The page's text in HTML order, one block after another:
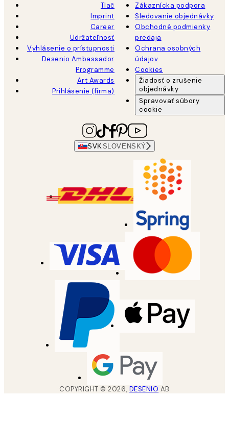
Tlač
Imprint
Career
Udržateľnosť
Vyhlásenie o prístupnosti
Desenio Ambassador
Programme
Art Awards
Prihlásenie (firma)
Zákaznícka podpora
Sledovanie objednávky
Obchodné podmienky
predaja
Ochrana osobných
údajov
Cookies
Žiadosť o zrušenie
objednávky
Spravovať súbory
cookie
SVK SLOVENSKÝ
COPYRIGHT ©2026, DESENIO AB